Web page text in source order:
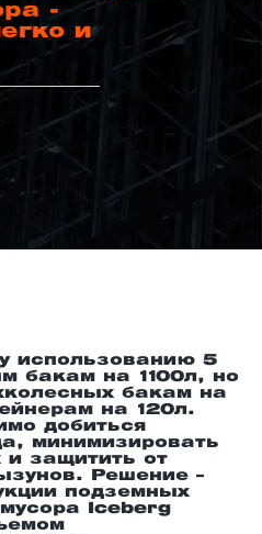
-
и
использованию 5
бакам на 1100л, но
бакам на
на 120л.
добиться
минимизировать
и защитить от
Решение –
подземных
Iceberg